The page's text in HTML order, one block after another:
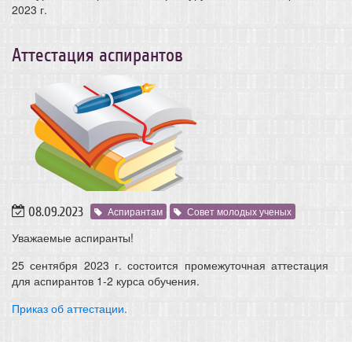
2023 г.
Аттестация аспирантов
08.09.2023 Аспирантам Совет молодых ученых
Уважаемые аспиранты!
25 сентября 2023 г. состоится промежуточная аттестация
для аспирантов 1-2 курса обучения.
Приказ об аттестации.